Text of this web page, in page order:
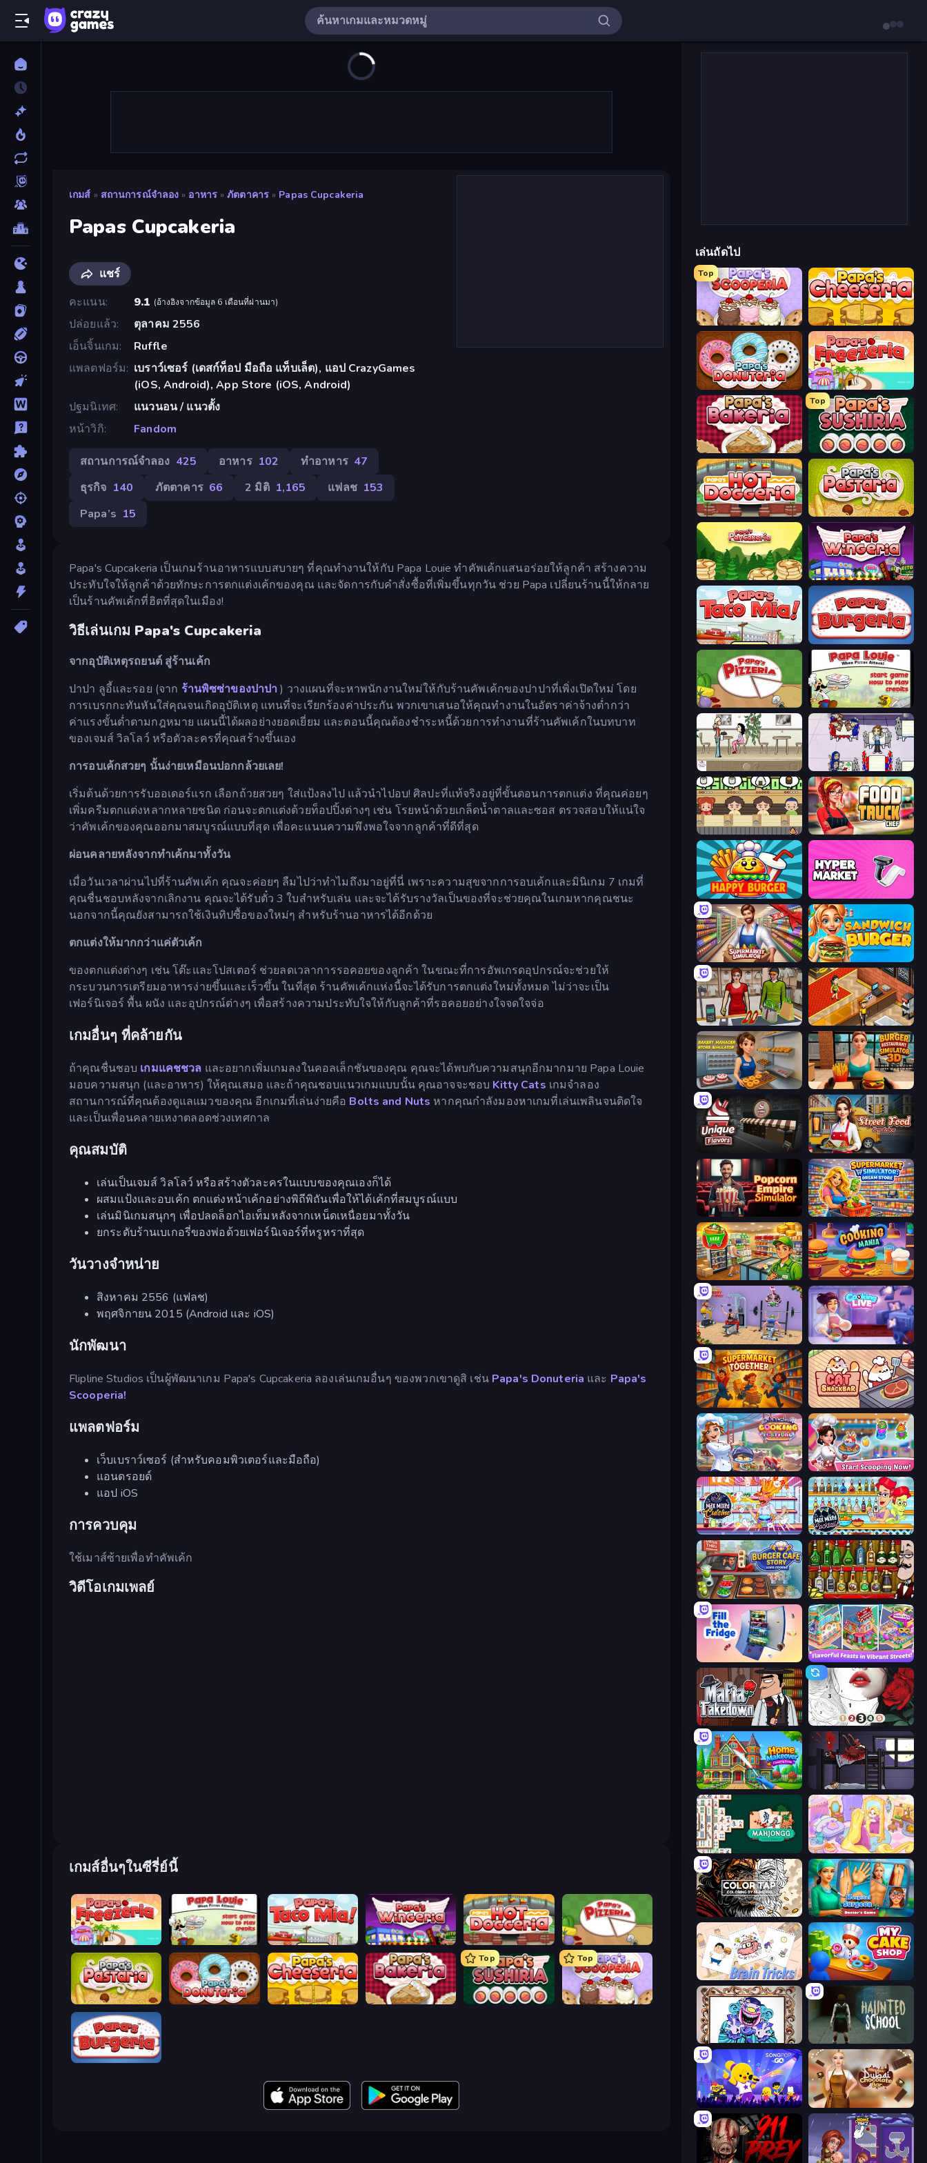
เกมส์ » สถานการณ์จำลอง » อาหาร » ภัตตาคาร » Papas Cupcakeria
Papas Cupcakeria
แชร์
คะแนน
9.1 (อ้างอิงจากข้อมูล 6 เดือนที่ผ่านมา)
ปล่อยแล้ว
ตุลาคม 2556
เอ็นจิ้นเกม
Ruffle
แพลตฟอร์ม
เบราว์เซอร์ (เดสก์ท็อป มือถือ แท็บเล็ต), แอป CrazyGames
(iOS, Android), App Store (iOS, Android)
ปฐมนิเทศ
แนวนอน / แนวตั้ง
หน้าวิกิ
Fandom
สถานการณ์จำลอง 425 อาหาร 102 ทำอาหาร 47
ธุรกิจ 140 ภัตตาคาร 66 2 มิติ 1,165 แฟลช 153
Papa’s 15
Papa's Cupcakeria เป็นเกมร้านอาหารแบบสบายๆ ที่คุณทำงานให้กับ Papa Louie ทำคัพเค้กแสนอร่อยให้ลูกค้า สร้างความ
ประทับใจให้ลูกค้าด้วยทักษะการตกแต่งเค้กของคุณ และจัดการกับคำสั่งซื้อที่เพิ่มขึ้นทุกวัน ช่วย Papa เปลี่ยนร้านนี้ให้กลาย
เป็นร้านคัพเค้กที่ฮิตที่สุดในเมือง!
วิธีเล่นเกม Papa's Cupcakeria
จากอุบัติเหตุรถยนต์ สู่ร้านเค้ก
ปาปา ลูอี้และรอย (จาก ร้านพิซซ่าของปาปา) วางแผนที่จะหาพนักงานใหม่ให้กับร้านคัพเค้กของปาปาที่เพิ่งเปิดใหม่ โดย
การเบรกกะทันหันใส่คุณจนเกิดอุบัติเหตุ แทนที่จะเรียกร้องค่าประกัน พวกเขาเสนอให้คุณทำงานในอัตราค่าจ้างต่ำกว่า
ค่าแรงขั้นต่ำตามกฎหมาย แผนนี้ได้ผลอย่างยอดเยี่ยม และตอนนี้คุณต้องชำระหนี้ด้วยการทำงานที่ร้านคัพเค้กในบทบาท
ของเจมส์ วิลโลว์ หรือตัวละครที่คุณสร้างขึ้นเอง
การอบเค้กสวยๆ นั้นง่ายเหมือนปอกกล้วยเลย!
เริ่มต้นด้วยการรับออเดอร์แรก เลือกถ้วยสวยๆ ใส่แป้งลงไป แล้วนำไปอบ! ศิลปะที่แท้จริงอยู่ที่ขั้นตอนการตกแต่ง ที่คุณค่อยๆ
เพิ่มครีมตกแต่งหลากหลายชนิด ก่อนจะตกแต่งด้วยท็อปปิ้งต่างๆ เช่น โรยหน้าด้วยเกล็ดน้ำตาลและซอส ตรวจสอบให้แน่ใจ
ว่าคัพเค้กของคุณออกมาสมบูรณ์แบบที่สุด เพื่อคะแนนความพึงพอใจจากลูกค้าที่ดีที่สุด
ผ่อนคลายหลังจากทำเค้กมาทั้งวัน
เมื่อวันเวลาผ่านไปที่ร้านคัพเค้ก คุณจะค่อยๆ ลืมไปว่าทำไมถึงมาอยู่ที่นี่ เพราะความสุขจากการอบเค้กและมินิเกม 7 เกมที่
คุณชื่นชอบหลังจากเลิกงาน คุณจะได้รับตั๋ว 3 ใบสำหรับเล่น และจะได้รับรางวัลเป็นของที่จะช่วยคุณในเกมหากคุณชนะ
นอกจากนี้คุณยังสามารถใช้เงินทิปซื้อของใหม่ๆ สำหรับร้านอาหารได้อีกด้วย
ตกแต่งให้มากกว่าแค่ตัวเค้ก
ของตกแต่งต่างๆ เช่น โต๊ะและโปสเตอร์ ช่วยลดเวลาการรอคอยของลูกค้า ในขณะที่การอัพเกรดอุปกรณ์จะช่วยให้
กระบวนการเตรียมอาหารง่ายขึ้นและเร็วขึ้น ในที่สุด ร้านคัพเค้กแห่งนี้จะได้รับการตกแต่งใหม่ทั้งหมด ไม่ว่าจะเป็น
เฟอร์นิเจอร์ พื้น ผนัง และอุปกรณ์ต่างๆ เพื่อสร้างความประทับใจให้กับลูกค้าที่รอคอยอย่างใจจดใจจ่อ
เกมอื่นๆ ที่คล้ายกัน
ถ้าคุณชื่นชอบ เกมแคชชวล และอยากเพิ่มเกมลงในคอลเล็กชันของคุณ คุณจะได้พบกับความสนุกอีกมากมาย Papa Louie
มอบความสนุก (และอาหาร) ให้คุณเสมอ และถ้าคุณชอบแนวเกมแบบนั้น คุณอาจจะชอบ Kitty Cats เกมจำลอง
สถานการณ์ที่คุณต้องดูแลแมวของคุณ อีกเกมที่เล่นง่ายคือ Bolts and Nuts หากคุณกำลังมองหาเกมที่เล่นเพลินจนติดใจ
และเป็นเพื่อนคลายเหงาตลอดช่วงเทศกาล
คุณสมบัติ
เล่นเป็นเจมส์ วิลโลว์ หรือสร้างตัวละครในแบบของคุณเองก็ได้
ผสมแป้งและอบเค้ก ตกแต่งหน้าเค้กอย่างพิถีพิถันเพื่อให้ได้เค้กที่สมบูรณ์แบบ
เล่นมินิเกมสนุกๆ เพื่อปลดล็อกไอเท็มหลังจากเหน็ดเหนื่อยมาทั้งวัน
ยกระดับร้านเบเกอรี่ของพ่อด้วยเฟอร์นิเจอร์ที่หรูหราที่สุด
วันวางจำหน่าย
สิงหาคม 2556 (แฟลช)
พฤศจิกายน 2015 (Android และ iOS)
นักพัฒนา
Flipline Studios เป็นผู้พัฒนาเกม Papa's Cupcakeria ลองเล่นเกมอื่นๆ ของพวกเขาดูสิ เช่น Papa's Donuteria และ Papa's
Scooperia!
แพลตฟอร์ม
เว็บเบราว์เซอร์ (สำหรับคอมพิวเตอร์และมือถือ)
แอนดรอยด์
แอป iOS
การควบคุม
ใช้เมาส์ซ้ายเพื่อทำคัพเค้ก
วิดีโอเกมเพลย์
เกมส์อื่นๆในซีรี่ย์นี้
Papa's Freezeria Papa Louie: When Pizzas Attack Papa's Taco Mia Papa's Wingeria Papa's Hot Doggeria Papa's Pizzeria
Papa's Pastaria Papa's Donuteria Papa's Cheeseria Papa's Bakeria
Top
Papa's Sushiria
Top
Papa's Scooperia
Papa's Burgeria
เล่นถัดไป
Top
Papa's Scooperia Papa's Cheeseria
Papa's Donuteria Papa's Freezeria
Papa's Bakeria
Top
Papa's Sushiria
Papa's Hot Doggeria Papa's Pastaria
Papa's Pancakeria Papa's Wingeria
Papa's Taco Mia Papa's Burgeria
Papa's Pizzeria Papa Louie: When Pizzas Attack
The Waitress Diner Dash
Food Truck Chef™: A Fun Cooking Game
Happy Burger Hypermarket 3D
Supermarket Simulator: Store Manager Sandwich Burger
Shop Master 3D Cinema Panic 2
Bakery Manager: Store Simulator
Unique Flavors Street Food Simulator
Supermarket Simulator: Dream Store
Supermarket Simulator: Desert Cooking Mania
Gym Simulator 2024 Cooking Live
Supermarket Together Cat Snack Bar
Cooking Festival Ice Cream Fever: Cooking Game
Max Mixed Cuisine Max Mixed Cocktails
Burger Cafe Story ASMR Cooking Bartender The Right Mix
Fill The Fridge Mom's Diary 2
Mafia Takedown Numicolor
Home Makeover Cleaning Game The Visitor
Mahjongg Solitaire Fairy Room - Decor Game
Color Tap: Coloring by Numbers Hospital Surgeon: Doctor's Game
Brain Tricks: Brain Games My Cake Shop
Exhibit of Sorrows Haunted School
SongPop GO Ellie's Recipe: Dubai Chocolate Bar